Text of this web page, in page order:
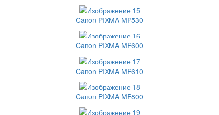
Canon PIXMA MP530
Canon PIXMA MP600
Canon PIXMA MP610
Canon PIXMA MP800